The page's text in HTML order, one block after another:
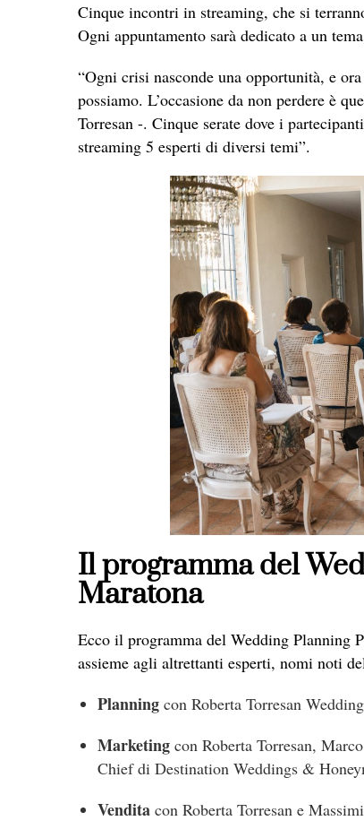
Cinque incontri in streaming, che si
Ogni appuntamento sarà dedicato a un
“Ogni crisi nasconde una opportunità, e
possiamo. L’occasione da non perdere è
Torresan -. Cinque serate dove i
streaming 5 esperti di diversi temi”.
Il programma del
Maratona
Ecco il programma del Wedding Planning
assieme agli altrettanti esperti, nomi noti
Planningcon Roberta Torresan
Marketingcon Roberta Torresan,
Chief di Destination Weddings &
Venditacon Roberta Torresan e